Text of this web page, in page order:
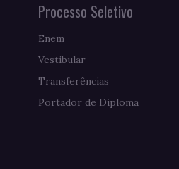
Processo Seletivo
Enem
Vestibular
Transferências
Portador de Diploma